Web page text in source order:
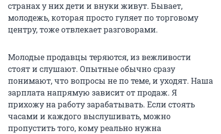
странах у них дети и внуки живут. Бывает,
молодежь, которая просто гуляет по торговому
центру, тоже отвлекает разговорами.
Молодые продавцы теряются, из вежливости
стоят и слушают. Опытные обычно сразу
понимают, что вопросы не по теме, и уходят. Наша
зарплата напрямую зависит от продаж. Я
прихожу на работу зарабатывать. Если стоять
часами и каждого выслушивать, можно
пропустить того, кому реально нужна